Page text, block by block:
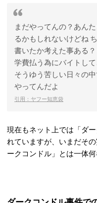
まだやってんの？あん
るかもしれないけどね
書いたか考えた事ある
学費払う為にバイトし
そうゆう苦しい日々の
やってんだよ
引用：ヤフー知恵袋
現在もネット上では「ダ
れていますが、いまだそ
ークコンドル」とは一体何